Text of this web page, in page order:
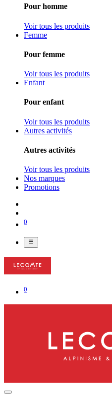
Pour homme
Voir tous les produits
Femme
Pour femme
Voir tous les produits
Enfant
Pour enfant
Voir tous les produits
Autres activités
Autres activités
Voir tous les produits
Nos marques
Promotions
0
0